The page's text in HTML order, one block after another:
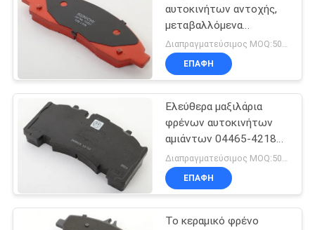
ΖΗΤΉΣΤΕ
ΈΝΑ
ΑΠΌΣΠΑΣΜΑ
SITEMAP
PRIVACY
αυτοκινήτων αντοχής,
μεταβαλλόμενα
μαξιλάρια φρένων μερών
αυτοκινήτων
Διαπραγματεύσιμος MOQ:50 σύνολα
ΕΠΑΦΉ
Ελεύθερα μαξιλάρια
φρένων αυτοκινήτων
αμιάντων 04465-42180
ιαπωνική σειρά
αυτοκινήτων
Διαπραγματεύσιμος MOQ:50 σύνολα
ΕΠΑΦΉ
Το κεραμικό φρένο